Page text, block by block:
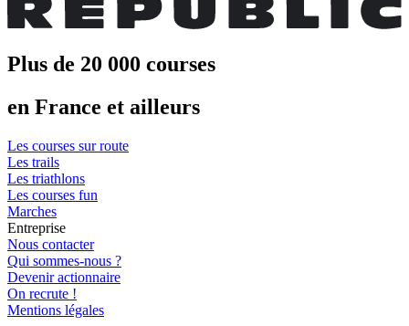
Plus de 20 000 courses
en France et ailleurs
Les courses sur route
Les trails
Les triathlons
Les courses fun
Marches
Entreprise
Nous contacter
Qui sommes-nous ?
Devenir actionnaire
On recrute !
Mentions légales